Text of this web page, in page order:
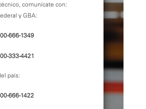
comunícate con:
y GBA:
666-1349
333-4421
país:
666-1422